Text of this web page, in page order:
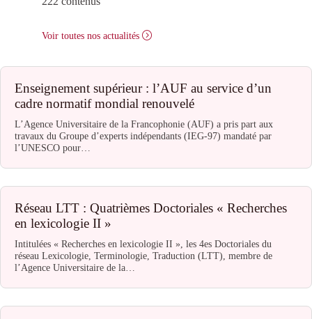
Voir toutes nos actualités
Enseignement supérieur : l’AUF au service d’un
cadre normatif mondial renouvelé
L’Agence Universitaire de la Francophonie (AUF) a pris part aux
travaux du Groupe d’experts indépendants (IEG-97) mandaté par
l’UNESCO pour…
Réseau LTT : Quatrièmes Doctoriales « Recherches
en lexicologie II »
Intitulées « Recherches en lexicologie II », les 4es Doctoriales du
réseau Lexicologie, Terminologie, Traduction (LTT), membre de
l’Agence Universitaire de la…